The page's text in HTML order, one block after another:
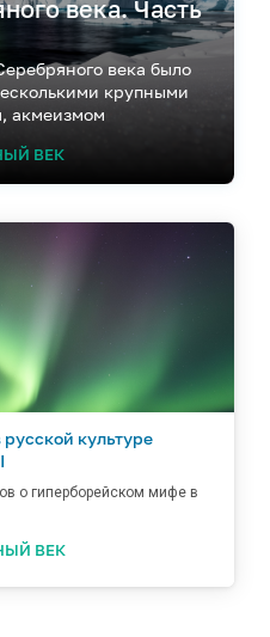
века. Часть
века было
крупными
акмеизмом
иначе использовали
мифа в своих
ВЕК
культуре
о гиперборейском мифе в
ВЕК